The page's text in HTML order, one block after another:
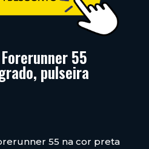
55
pulseira
55 na cor preta